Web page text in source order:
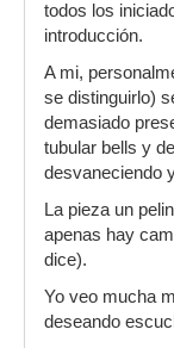
todos los
introducción.
A mi,
se distinguirlo)
demasiado
tubular bells y
desvaneciendo
La pieza un
apenas hay
dice).
Yo veo mucha
deseando